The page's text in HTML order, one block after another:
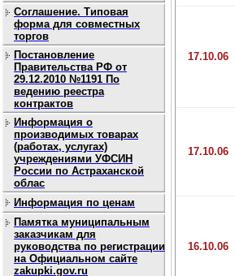
Соглашение. Типовая
форма для совместных
торгов
Постановление
Правительства РФ от
29.12.2010 №1191 По
ведению реестра
контрактов
Информация о
производимых товарах
(работах, услугах)
учреждениями УФСИН
России по Астраханской
облас
Информация по ценам
Памятка муниципальным
заказчикам для
руководства по регистрации
на Официальном сайте
zakupki.gov.ru
17.10.06
17.10.06
16.10.06